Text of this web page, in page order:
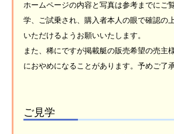
ホームページの内容と写真は参考までにご
学、ご試乗され、購入者本人の眼で確認の
いただけるようお願いいたします。
また、稀にですが掲載艇の販売希望の売主
におやめになることがあります。予めご了
ご見学